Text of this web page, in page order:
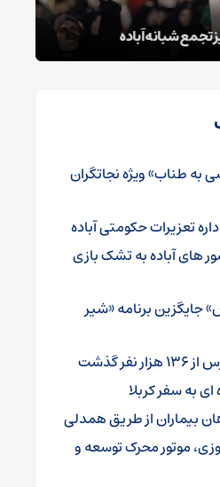
آباده
به طناب» ویژه نجاتگران
تعزیرات حکومتی آباده
های آباده به تشک بازی
جایگزین برنامه «شیر
گذشت
ای به سفر کربلا
بیماران از طریق همدلی
موتور محرک توسعه و